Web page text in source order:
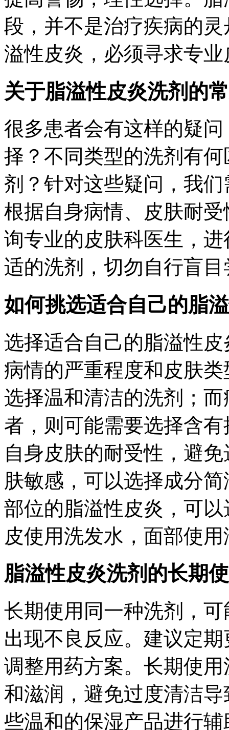
段，并不是治疗疾病的
溢性皮炎，必须寻求专
关于脂溢性皮炎洗剂的
很多患者会有这样的疑
择？不同类型的洗剂有
剂？针对这些疑问，我
根据自身病情、皮肤耐
询专业的皮肤科医生，
适的洗剂，切勿自行盲目
如何挑选适合自己的脂
选择适合自己的脂溢性
病情的严重程度和皮肤
选择温和清洁的洗剂；
者，则可能需要选择含
自身皮肤的耐受性，避
肤敏感，可以选择成分
部位的脂溢性皮炎，可
皮使用洗发水，面部使
脂溢性皮炎洗剂的长期
长期使用同一种洗剂，
出现不良反应。建议定
调整用药方案。长期使
和滋润，避免过度清洁
些温和的保湿产品进行